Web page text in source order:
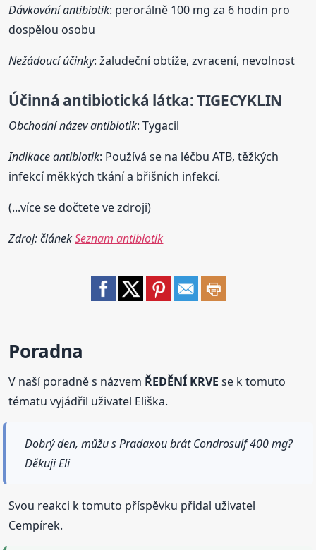
Dávkování antibiotik: perorálně 100 mg za 6 hodin pro
dospělou osobu
Nežádoucí účinky: žaludeční obtíže, zvracení, nevolnost
Účinná antibiotická látka:TIGECYKLIN
Obchodní název antibiotik: Tygacil
Indikace antibiotik: Používá se na léčbu ATB, těžkých
infekcí měkkých tkání a břišních infekcí.
(...více se dočtete ve zdroji)
Zdroj: článekSeznam antibiotik
Poradna
V naší poradně s názvem ŘEDĚNÍ KRVE se k tomuto
tématu vyjádřil uživatel Eliška.
Dobrý den, můžu s Pradaxou brát Condrosulf 400 mg?
Děkuji Eli
Svou reakci k tomuto příspěvku přidal uživatel
Cempírek.